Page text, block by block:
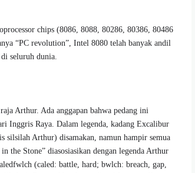
chips (8086, 8088, 80286, 80386, 80486
“PC revolution”, Intel 8080 telah banyak andil
seluruh dunia.
Arthur. Ada anggapan bahwa pedang ini
Inggris Raya. Dalam legenda, kadang Excalibur
silsilah Arthur) disamakan, namun hampir semua
the Stone” diasosiasikan dengan legenda Arthur
(caled: battle, hard; bwlch: breach, gap,